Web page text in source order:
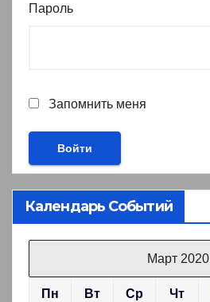
Пароль
Запомнить меня
Календарь Событий
Март 2020
Пн Вт Ср Чт